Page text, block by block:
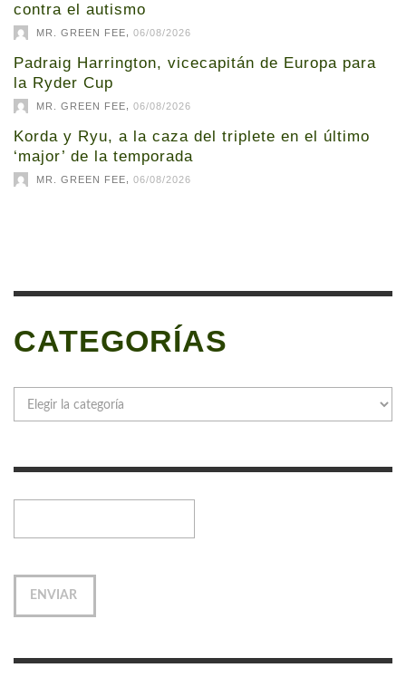
contra el autismo
MR. GREEN FEE 06/08/2026
Padraig Harrington, vicecapitán de Europa para
la Ryder Cup
MR. GREEN FEE 06/08/2026
Korda y Ryu, a la caza del triplete en el último
‘major’ de la temporada
MR. GREEN FEE 06/08/2026
CATEGORÍAS